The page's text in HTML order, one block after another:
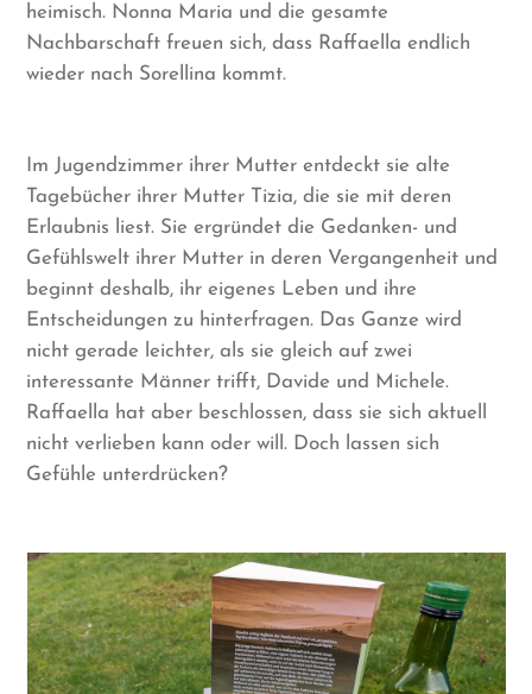
heimisch. Nonna Maria und die gesamte
Nachbarschaft freuen sich, dass Raffaella endlich
wieder nach Sorellina kommt.
Im Jugendzimmer ihrer Mutter entdeckt sie alte
Tagebücher ihrer Mutter Tizia, die sie mit deren
Erlaubnis liest. Sie ergründet die Gedanken- und
Gefühlswelt ihrer Mutter in deren Vergangenheit und
beginnt deshalb, ihr eigenes Leben und ihre
Entscheidungen zu hinterfragen. Das Ganze wird
nicht gerade leichter, als sie gleich auf zwei
interessante Männer trifft, Davide und Michele.
Raffaella hat aber beschlossen, dass sie sich aktuell
nicht verlieben kann oder will. Doch lassen sich
Gefühle unterdrücken?